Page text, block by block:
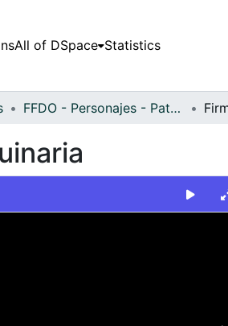
All of DSpace Statistics
FFDO - Personajes - Patrimonial